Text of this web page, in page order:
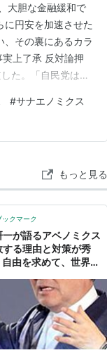
定）全文（pdf）
はてな
に… - 人力検索はて
… - 人力検索はて
大胆な金融緩和で
に円安を加速させた
、その裏にあるカラ
上了承 反対論押
た。「自民党は3
寺五典税調会長に
#サナエノミクス
もっと見る
ックマーク
一が語るアベノミクス
する理由と対策が秀
由を求めて、世界を